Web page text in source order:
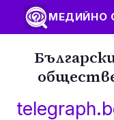
МЕДИЙНО